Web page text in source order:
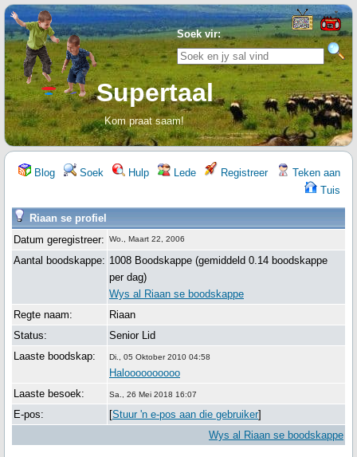
Soek vir:
Supertaal
Kom praat saam!
Blog Soek Hulp Lede Registreer
Teken aan
Tuis
Riaan se profiel
Datum geregistreer:
Wo., Maart 22, 2006
Aantal boodskappe: 1008 Boodskappe (gemiddeld 0.14 boodskappe
per dag)
Wys al Riaan se boodskappe
Regte naam:
Riaan
Status:
Senior Lid
Laaste boodskap:
Di., 05 Oktober 2010 04:58
Haloooooooooo
Laaste besoek:
Sa., 26 Mei 2018 16:07
E-pos: [Stuur 'n e-pos aan die gebruiker]
Wys al Riaan se boodskappe